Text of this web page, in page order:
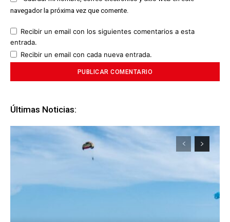
navegador la próxima vez que comente.
Recibir un email con los siguientes comentarios a esta
entrada.
Recibir un email con cada nueva entrada.
Últimas Noticias: